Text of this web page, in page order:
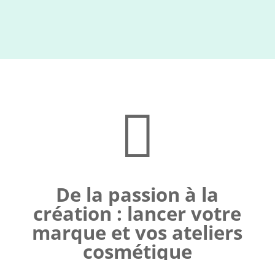

De la passion à la
création : lancer votre
marque et vos ateliers
cosmétique